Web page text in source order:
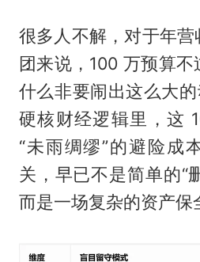
很多人不解，对于年
团来说，100 万预算
什么非要闹出这么大的
硬核财经逻辑里，这
“未雨绸缪”的避险成
关，早已不是简单的“
而是一场复杂的资产保